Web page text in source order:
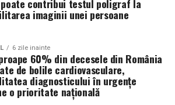
convingerea că oamenii cumpără
la branduri, iar asta înseamnă că
contează la fel de mult ca produsul.
este specialist în fotografie si
Știe că domeniul ei este dominat
ei ca profesionistă este, în
poate contribui testul poligraf la
imaginii unei persoane
6 zile inainte
60% din decesele din România
de bolile cardiovasculare,
diagnosticului în urgențe
o prioritate națională